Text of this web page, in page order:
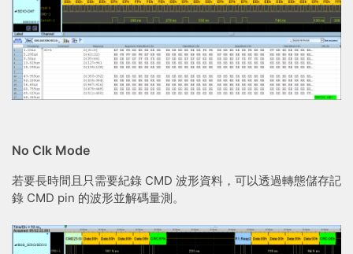
No Clk Mode
若要長時間且只需要紀錄 CMD 波形資料，可以透過轉態儲存記
錄 CMD pin 的波形並解碼量測。